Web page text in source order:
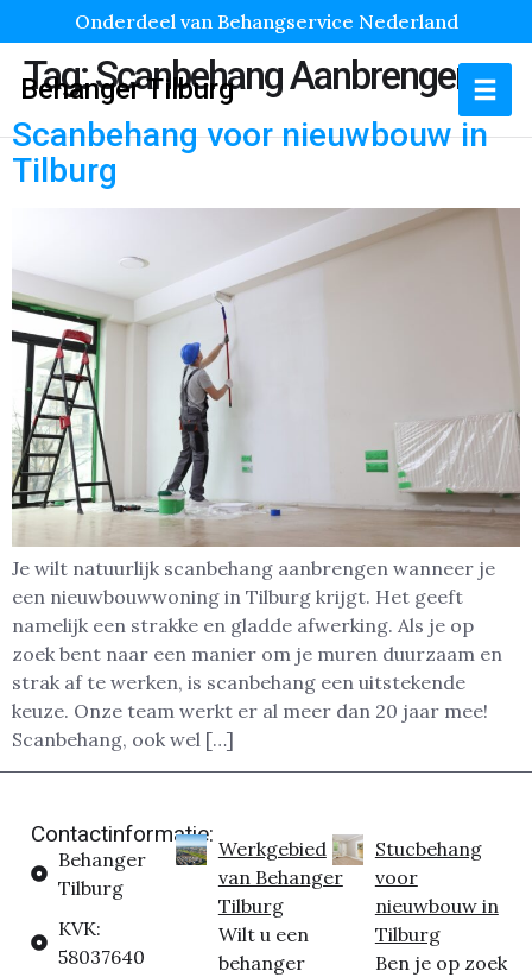
Onderdeel van Behangservice Nederland
Behanger Tilburg
Tag:Scanbehang Aanbrengen
Scanbehang voor nieuwbouw in
Tilburg
Je wilt natuurlijk scanbehang aanbrengen wanneer je
een nieuwbouwwoning in Tilburg krijgt. Het geeft
namelijk een strakke en gladde afwerking. Als je op
zoek bent naar een manier om je muren duurzaam en
strak af te werken, is scanbehang een uitstekende
keuze. Onze team werkt er al meer dan 20 jaar mee!
Scanbehang, ook wel […]
Contactinformatie:
Behanger
Tilburg
KVK:
58037640
Werkgebied
van Behanger
Tilburg
Wilt u een
behanger
Stucbehang
voor
nieuwbouw in
Tilburg
Ben je op zoek